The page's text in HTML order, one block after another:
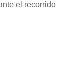
el recorrido